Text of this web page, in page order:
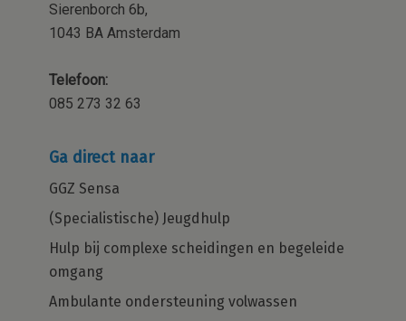
Sierenborch 6b,
1043 BA Amsterdam
Telefoon:
085 273 32 63
Ga direct naar
GGZ Sensa
(Specialistische) Jeugdhulp
Hulp bij complexe scheidingen en begeleide
omgang
Ambulante ondersteuning volwassen